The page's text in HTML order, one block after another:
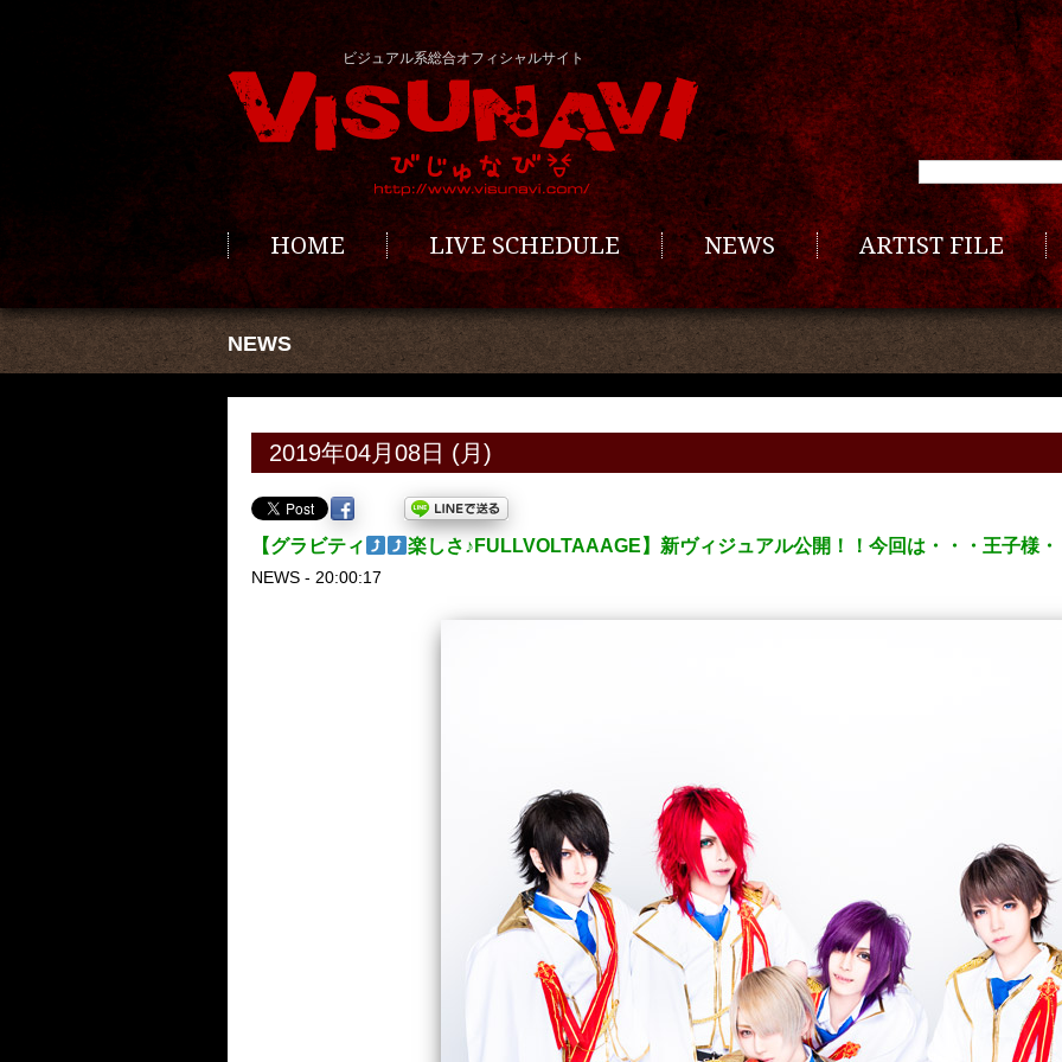
ビジュアル系総合オフィシャルサイト
HOME LIVE SCHEDULE NEWS ARTIST FILE
NEWS
2019年04月08日 (月)
【グラビティ 楽しさ♪FULLVOLTAAAGE】新ヴィジュアル公開！！今回は・・・王子様
NEWS - 20:00:17